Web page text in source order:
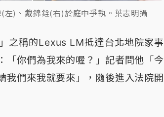
)、戴錦銓(右)於庭中爭執。葉志明攝
之稱的Lexus LM抵達台北地院家事
「你們為我來的喔？」記者問他「今
我們來我就要來」，隨後進入法院開